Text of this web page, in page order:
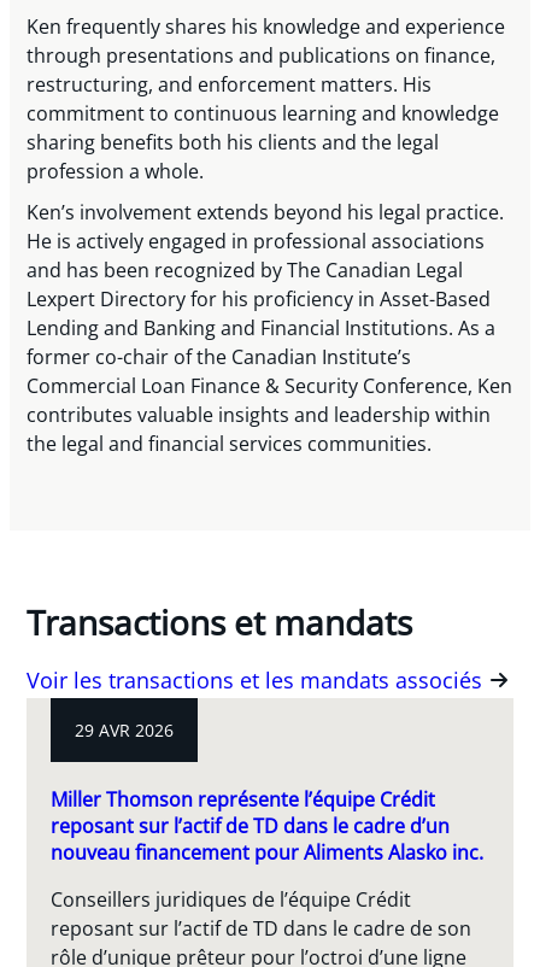
Ken frequently shares his knowledge and experience
through presentations and publications on finance,
restructuring, and enforcement matters. His
commitment to continuous learning and knowledge
sharing benefits both his clients and the legal
profession a whole.
Ken’s involvement extends beyond his legal practice.
He is actively engaged in professional associations
and has been recognized by The Canadian Legal
Lexpert Directory for his proficiency in Asset-Based
Lending and Banking and Financial Institutions. As a
former co-chair of the Canadian Institute’s
Commercial Loan Finance & Security Conference, Ken
contributes valuable insights and leadership within
the legal and financial services communities.
Transactions et mandats
Voir les transactions et les mandats associés
29 AVR 2026
Miller Thomson représente l’équipe Crédit
reposant sur l’actif de TD dans le cadre d’un
nouveau financement pour Aliments Alasko inc.
Conseillers juridiques de l’équipe Crédit
reposant sur l’actif de TD dans le cadre de son
rôle d’unique prêteur pour l’octroi d’une ligne